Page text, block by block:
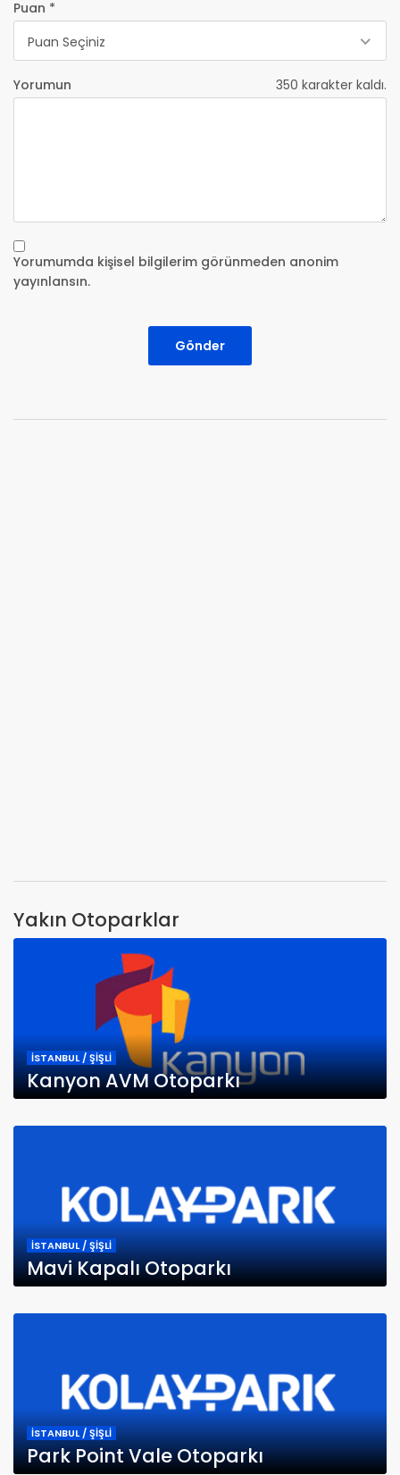
Puan *
Puan Seçiniz
Yorumun 350 karakter kaldı.
Yorumumda kişisel bilgilerim görünmeden anonim
yayınlansın.
Gönder
Yakın Otoparklar
İSTANBUL / ŞİŞLİ
Kanyon AVM Otoparkı
İSTANBUL / ŞİŞLİ
Mavi Kapalı Otoparkı
İSTANBUL / ŞİŞLİ
Park Point Vale Otoparkı